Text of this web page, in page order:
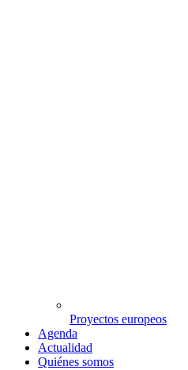
Proyectos europeos
Agenda
Actualidad
Quiénes somos